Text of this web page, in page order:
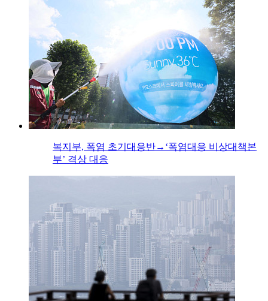
복지부, 폭염 초기대응반→‘폭염대응 비상대책본
부’ 격상 대응